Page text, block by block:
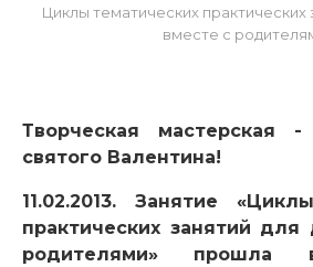
Циклы тематических практических
вместе с
Творческая мастерская
святого Валентина!
11.02.2013. Занятие
практических занятий
родителями» прошла